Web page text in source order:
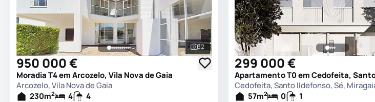
Ver todas as fotografias
32
950 000 €
Moradia T4 em Arcozelo, Vila Nova de Gaia
Arcozelo, Vila Nova de Gaia
230m2 4 4
299 000 €
57m2 0 1